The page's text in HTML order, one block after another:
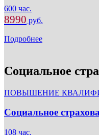
600 час.
8990 руб.
Подробнее
Социальное
ПОВЫШЕНИЕ
Социальное
108 час.